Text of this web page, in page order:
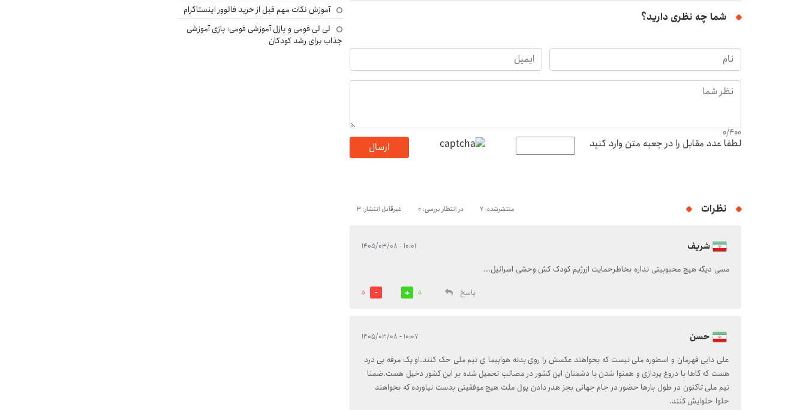
شما چه نظری دارید؟
0/400
لطفا عدد مقابل را در جعبه متن وارد کنید ارسال
نظرات منتشرشده: 7 در انتظار بررسی: 0 غیرقابل انتشار: 3
شریف ۱۰:۰۱ - ۱۴۰۵/۰۳/۰۸
مسی دیگه هیچ محبوبیتی نداره بخاطرحمایت ازرژیم کودک کش وحشی اسرائیل...
پاسخ
5
5
حسن ۱۰:۰۷ - ۱۴۰۵/۰۳/۰۸
علی دایی قهرمان و اسطوره ملی نیست که بخواهند عکسش را روی بدنه هواپیما ی تیم ملی حک کنند.او یک مرفه بی درد
هست که گاها با دروغ پردازی و همنوا شدن با دشمنان این کشور در مصائب تحمیل شده بر این کشور دخیل هست.ضمنا
تیم ملی تاکنون در طول بارها حضور در جام جهانی بجز هدر دادن پول ملت هیچ موفقیتی بدست نیاورده که بخواهند
حلوا حلوایش کنند.
آموزش نکات مهم قبل از خرید فالوور اینستاگرام
لی لی فومی و پازل آموزشی فومی؛ بازی آموزشی
جذاب برای رشد کودکان